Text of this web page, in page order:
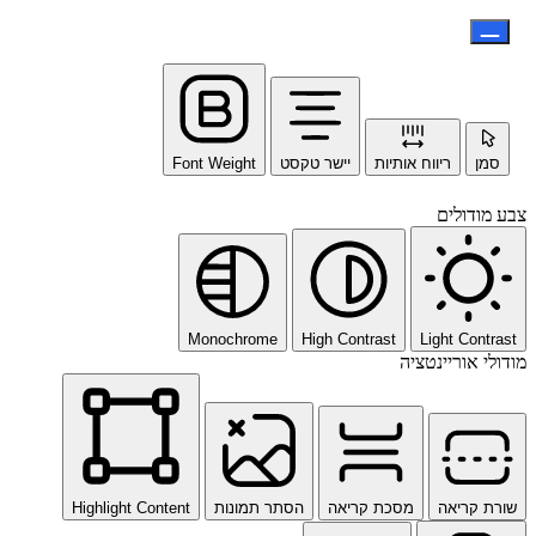
סמן ריווח אותיות יישר טקסט Font Weight
צבע מודולים
Light Contrast
High Contrast
Monochrome
מודולי אוריינטציה
שורת קריאה מסכת קריאה הסתר תמונות Highlight Content